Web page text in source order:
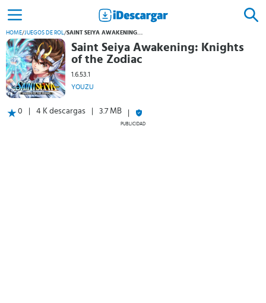
HOME/JUEGOS DE ROL/ SAINT SEIYA AWAKENING: KNIGHTS OF THE ZODIAC
Saint Seiya Awakening: Knights
of the Zodiac
1.6.53.1
YOUZU
0 4 K descargas 3.7 MB
PUBLICIDAD